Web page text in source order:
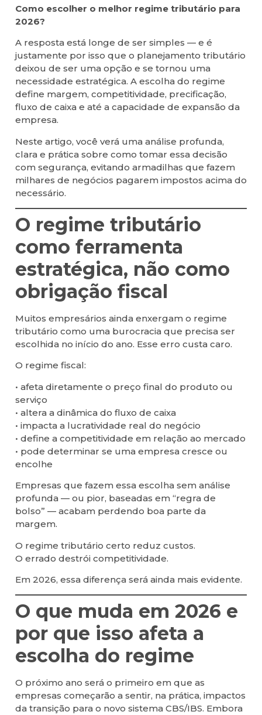
Como escolher o melhor regime tributário para
2026?
A resposta está longe de ser simples — e é
justamente por isso que o planejamento tributário
deixou de ser uma opção e se tornou uma
necessidade estratégica. A escolha do regime
define margem, competitividade, precificação,
fluxo de caixa e até a capacidade de expansão da
empresa.
Neste artigo, você verá uma análise profunda,
clara e prática sobre como tomar essa decisão
com segurança, evitando armadilhas que fazem
milhares de negócios pagarem impostos acima do
necessário.
O regime tributário
como ferramenta
estratégica, não como
obrigação fiscal
Muitos empresários ainda enxergam o regime
tributário como uma burocracia que precisa ser
escolhida no início do ano. Esse erro custa caro.
O regime fiscal:
• afeta diretamente o preço final do produto ou
serviço
• altera a dinâmica do fluxo de caixa
• impacta a lucratividade real do negócio
• define a competitividade em relação ao mercado
• pode determinar se uma empresa cresce ou
encolhe
Empresas que fazem essa escolha sem análise
profunda — ou pior, baseadas em “regra de
bolso” — acabam perdendo boa parte da
margem.
O regime tributário certo reduz custos.
O errado destrói competitividade.
Em 2026, essa diferença será ainda mais evidente.
O que muda em 2026 e
por que isso afeta a
escolha do regime
O próximo ano será o primeiro em que as
empresas começarão a sentir, na prática, impactos
da transição para o novo sistema CBS/IBS. Embora